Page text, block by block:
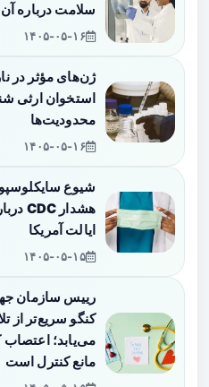
سلامت درباره
۱۴۰۵-۰۵-۱۶
ژن‌های مؤثر در
استخوان ارثی
محدودیت‌ها
۱۴۰۵-۰۵-۱۶
شیوع
ایالت آمریکا
۱۴۰۵-۰۵-۱۵
رییس سازمان
کنگو سریع‌تر از
می‌یابد؛
مانع کنترل است